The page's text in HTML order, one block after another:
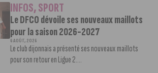
INFOS,SPORT
Le DFCO dévoile ses nouveaux maillots
pour la saison 2026-2027
6 AOÛT, 2026
Le club dijonnais a présenté ses nouveaux maillots
pour son retour en Ligue 2....